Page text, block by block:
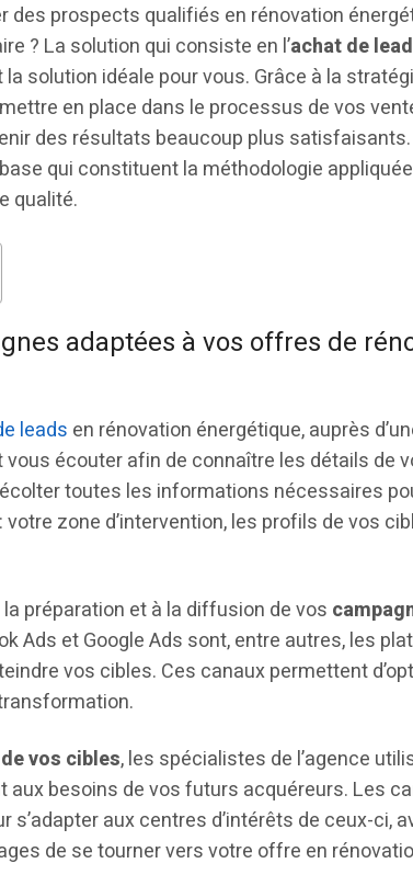
des prospects qualifiés en rénovation
? La solution qui consiste en l’achat de
solution idéale pour vous. Grâce à la
en place dans le processus de vos
des résultats beaucoup plus
qui constituent la méthodologie
qualité.
adaptées à vos offres de
leads en rénovation énergétique, auprès
écouter afin de connaître les détails de
toutes les informations nécessaires
zone d’intervention, les profils de vos
préparation et à la diffusion de vos
Ads et Google Ads sont, entre autres, les
vos cibles. Ces canaux permettent
vos cibles, les spécialistes de l’agence
aux besoins de vos futurs acquéreurs. Les
s’adapter aux centres d’intérêts de ceux-ci,
de se tourner vers votre offre en